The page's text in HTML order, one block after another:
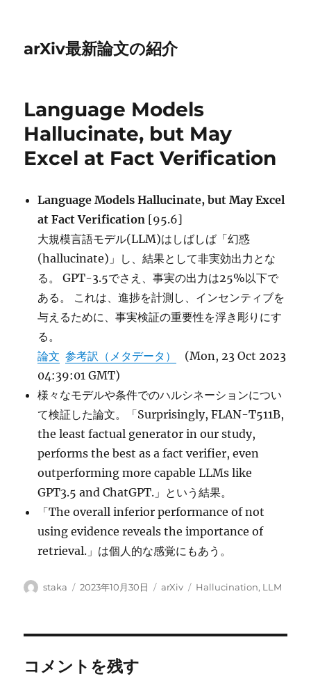
arXiv最新論文の紹介
Language Models
Hallucinate, but May
Excel at Fact Verification
Language Models Hallucinate, but May Excel
at Fact Verification [95.6]
大規模言語モデル(LLM)はしばしば「幻惑
(hallucinate)」し、結果として非実効出力とな
る。 GPT-3.5でさえ、事実の出力は25%以下で
ある。 これは、進捗を計測し、インセンティブを
与えるために、事実検証の重要性を浮き彫りにす
る。
論文 参考訳（メタデータ）
(Mon, 23 Oct 2023
04:39:01 GMT)
様々なモデルや条件でのハルシネーションについ
て検証した論文。「Surprisingly, FLAN-T511B,
the least factual generator in our study,
performs the best as a fact verifier, even
outperforming more capable LLMs like
GPT3.5 and ChatGPT.」という結果。
「The overall inferior performance of not
using evidence reveals the importance of
retrieval.」は個人的な感覚にもあう。
投
staka
投
2023年10月30日
カ
arXiv
タ
Hallucination, LLM
コメントを残す